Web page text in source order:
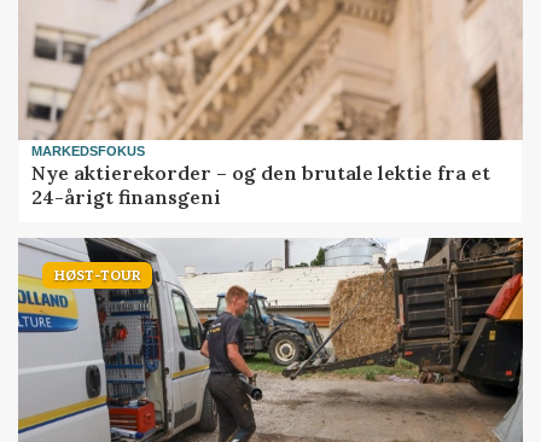
MARKEDSFOKUS
Nye aktierekorder – og den brutale lektie fra et
24-årigt finansgeni
HØST-TOUR